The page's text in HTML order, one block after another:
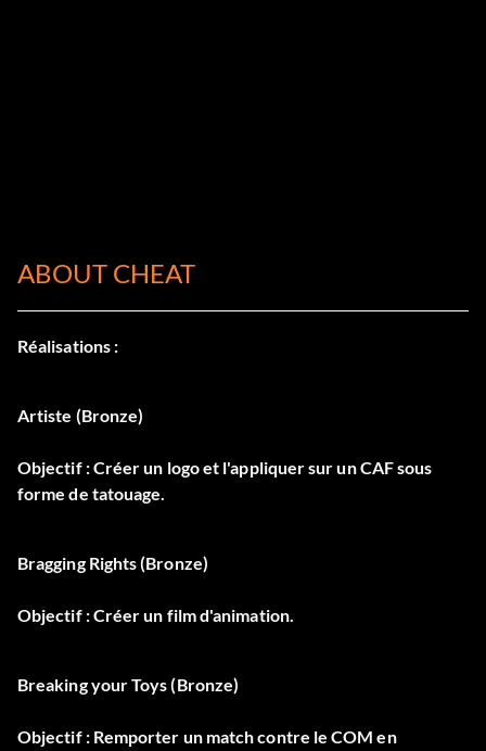
ABOUT CHEAT
Réalisations :
Artiste (Bronze)
Objectif : Créer un logo et l'appliquer sur un CAF sous
forme de tatouage.
Bragging Rights (Bronze)
Objectif : Créer un film d'animation.
Breaking your Toys (Bronze)
Objectif : Remporter un match contre le COM en